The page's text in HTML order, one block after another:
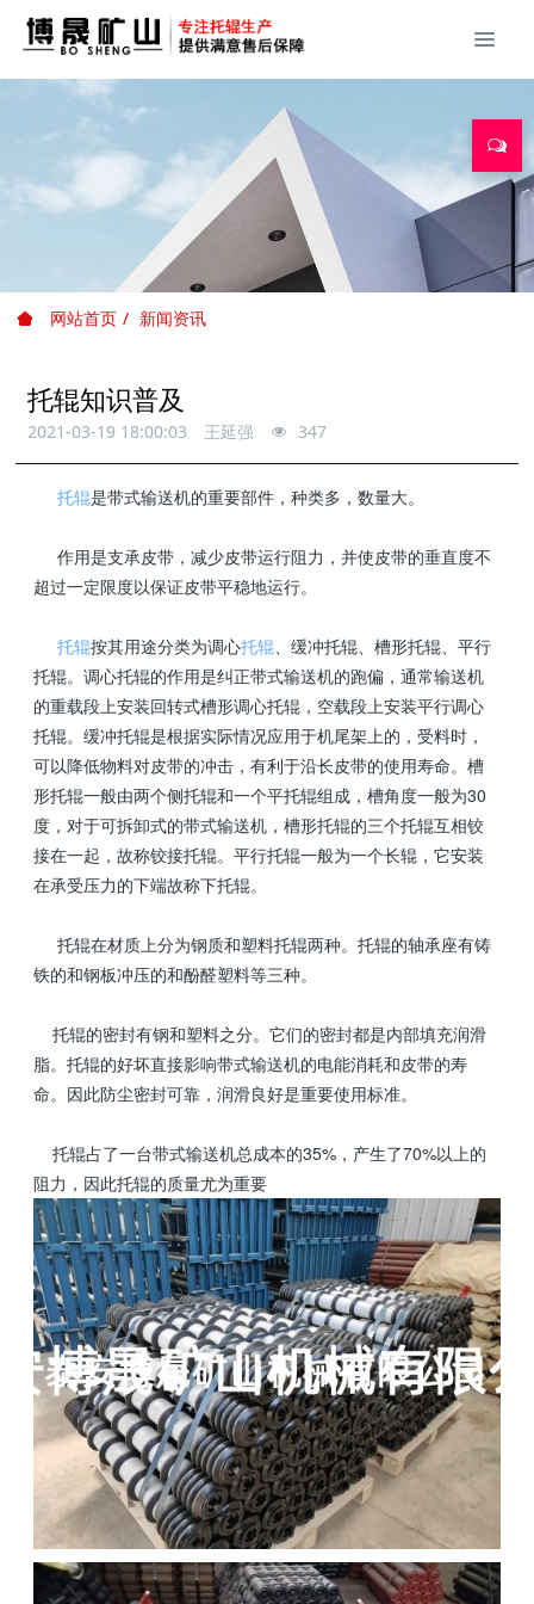
网站首页 新闻资讯
托辊知识普及
2021-03-19 18:00:03 王延强 347
托辊是带式输送机的重要部件，种类多，数量大。
作用是支承皮带，减少皮带运行阻力，并使皮带的垂直度不
超过一定限度以保证皮带平稳地运行。
托辊按其用途分类为调心托辊、缓冲托辊、槽形托辊、平行
托辊。调心托辊的作用是纠正带式输送机的跑偏，通常输送机
的重载段上安装回转式槽形调心托辊，空载段上安装平行调心
托辊。缓冲托辊是根据实际情况应用于机尾架上的，受料时，
可以降低物料对皮带的冲击，有利于沿长皮带的使用寿命。槽
形托辊一般由两个侧托辊和一个平托辊组成，槽角度一般为30
度，对于可拆卸式的带式输送机，槽形托辊的三个托辊互相铰
接在一起，故称铰接托辊。平行托辊一般为一个长辊，它安装
在承受压力的下端故称下托辊。
托辊在材质上分为钢质和塑料托辊两种。托辊的轴承座有铸
铁的和钢板冲压的和酚醛塑料等三种。
托辊的密封有钢和塑料之分。它们的密封都是内部填充润滑
脂。托辊的好坏直接影响带式输送机的电能消耗和皮带的寿
命。因此防尘密封可靠，润滑良好是重要使用标准。
托辊占了一台带式输送机总成本的35%，产生了70%以上的
阻力，因此托辊的质量尤为重要